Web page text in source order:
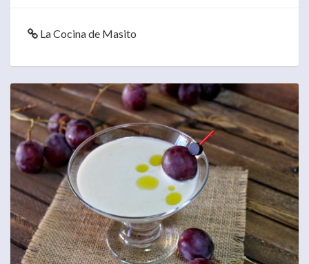
La Cocina de Masito